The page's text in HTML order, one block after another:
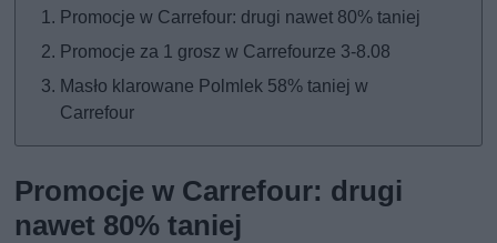
Promocje w Carrefour: drugi nawet 80% taniej
Promocje za 1 grosz w Carrefourze 3-8.08
Masło klarowane Polmlek 58% taniej w
Carrefour
Promocje w Carrefour: drugi
nawet 80% taniej